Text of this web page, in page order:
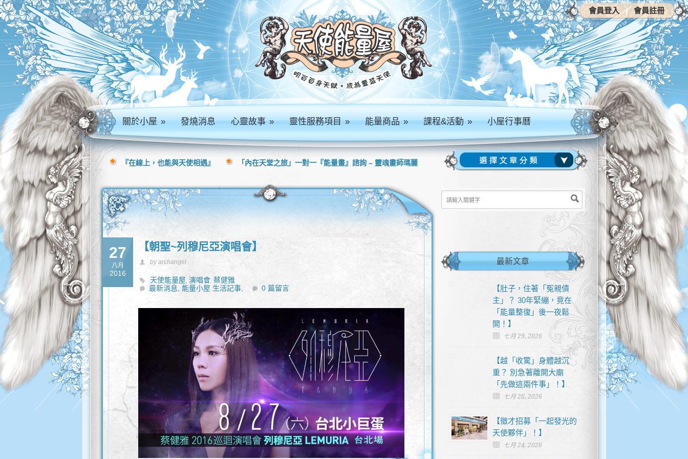
關於小屋» 發燒消息 心靈故事» 靈性服務項目» 能量商品» 課程&活動» 小屋行事曆
27
八月
2016
【朝聖~列穆尼亞演唱會】
by archangel
天使能量屋, 演唱會, 蔡健雅
最新消息, 能量小屋 生活記事, 0 篇留言
最新文章
【肚子，住著「冤親債
主」？ 30年緊繃，竟在
「能量整復」後一夜鬆
開！】
七月 29, 2026
【越「收驚」身體越沉
重？ 別急著離開大廟
「先做這兩件事」！】
七月 28, 2026
【徵才招募「一起發光的
天使夥伴」！】
七月 24, 2026
『在線上，也能與天使相遇』 「內在天堂之旅」一對一『能量畫』諮詢 – 靈魂畫師瑪麗
會員登入 | 會員註冊